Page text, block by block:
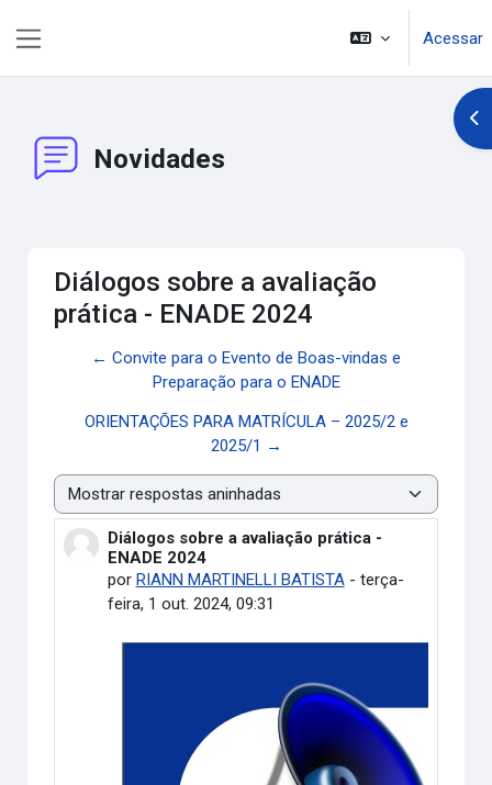
Acessar
Novidades
Diálogos sobre a avaliação
prática - ENADE 2024
← Convite para o Evento de Boas-vindas e
Preparação para o ENADE
ORIENTAÇÕES PARA MATRÍCULA – 2025/2 e
2025/1 →
Modo de visualização
Diálogos sobre a avaliação prática -
ENADE 2024
por RIANN MARTINELLI BATISTA- terça-
feira, 1 out. 2024, 09:31
Número de respostas: 0